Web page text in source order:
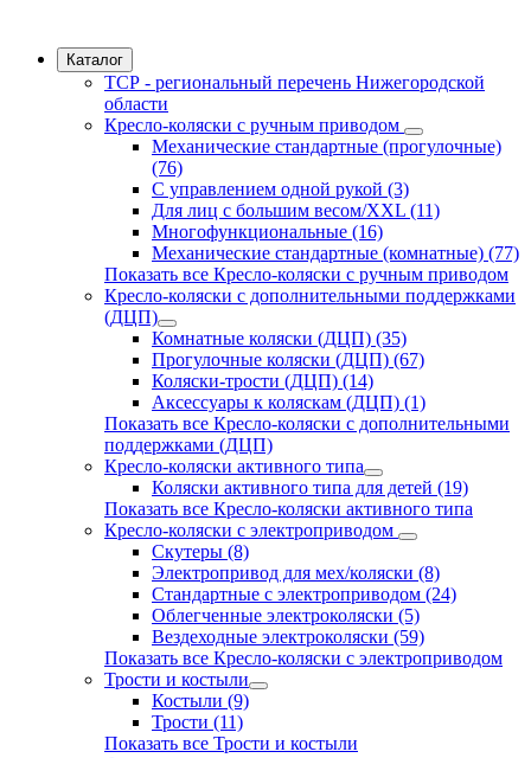
Каталог
ТСР - региональный перечень Нижегородской
области
Кресло-коляски с ручным приводом
Механические стандартные (прогулочные)
(76)
С управлением одной рукой (3)
Для лиц с большим весом/XXL (11)
Многофункциональные (16)
Механические стандартные (комнатные) (77)
Показать все Кресло-коляски с ручным приводом
Кресло-коляски с дополнительными поддержками
(ДЦП)
Комнатные коляски (ДЦП) (35)
Прогулочные коляски (ДЦП) (67)
Коляски-трости (ДЦП) (14)
Аксессуары к коляскам (ДЦП) (1)
Показать все Кресло-коляски с дополнительными
поддержками (ДЦП)
Кресло-коляски активного типа
Коляски активного типа для детей (19)
Показать все Кресло-коляски активного типа
Кресло-коляски с электроприводом
Скутеры (8)
Электропривод для мех/коляски (8)
Стандартные с электроприводом (24)
Облегченные электроколяски (5)
Вездеходные электроколяски (59)
Показать все Кресло-коляски с электроприводом
Трости и костыли
Костыли (9)
Трости (11)
Показать все Трости и костыли